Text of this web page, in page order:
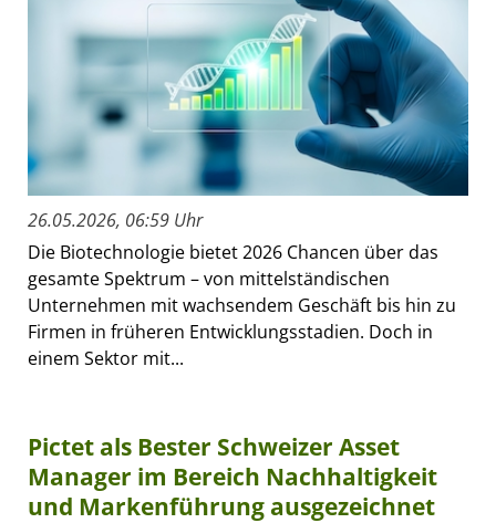
26.05.2026, 06:59 Uhr
Die Biotechnologie bietet 2026 Chancen über das
gesamte Spektrum – von mittelständischen
Unternehmen mit wachsendem Geschäft bis hin zu
Firmen in früheren Entwicklungsstadien. Doch in
einem Sektor mit...
Pictet als Bester Schweizer Asset
Manager im Bereich Nachhaltigkeit
und Markenführung ausgezeichnet